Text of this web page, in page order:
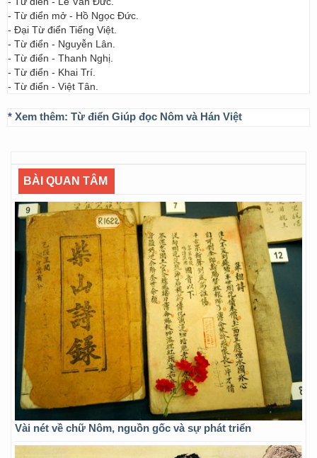
- Từ điển mở - Hồ Ngọc Đức.
- Đại Từ điển Tiếng Việt.
- Từ điển - Nguyễn Lân.
- Từ điển - Thanh Nghị.
- Từ điển - Khai Trí.
- Từ điển - Việt Tân.
* Xem thêm: Từ điển Giúp đọc Nôm và Hán Việt
BÀI QUAN TÂM
Vài nét về chữ Nôm, nguồn gốc và sự phát triển